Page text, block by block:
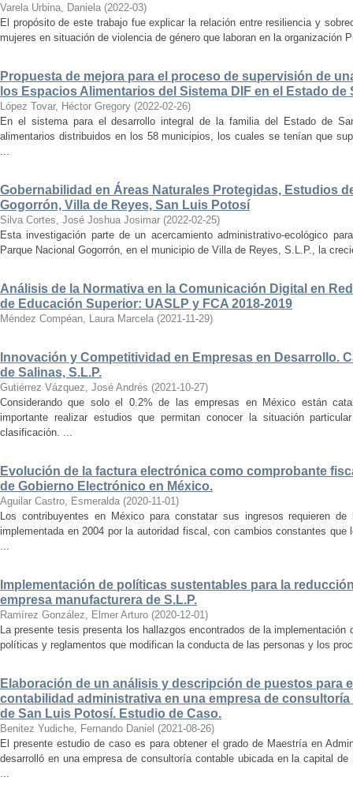
Varela Urbina, Daniela (2022-03)
El propósito de este trabajo fue explicar la relación entre resiliencia y
mujeres en situación de violencia de género que laboran en la organización
Propuesta de mejora para el proceso de supervisión de
los Espacios Alimentarios del Sistema DIF en el Estado
López Tovar, Héctor Gregory (2022-02-26)
En el sistema para el desarrollo integral de la familia del Estado de
alimentarios distribuidos en los 58 municipios, los cuales se tenían que
...
Gobernabilidad en Áreas Naturales Protegidas, Estudios
Gogorrón, Villa de Reyes, San Luis Potosí
Silva Cortes, José Joshua Josimar (2022-02-25)
Esta investigación parte de un acercamiento administrativo-ecológico
Parque Nacional Gogorrón, en el municipio de Villa de Reyes, S.L.P., la
Análisis de la Normativa en la Comunicación Digital en
de Educación Superior: UASLP y FCA 2018-2019
Méndez Compéan, Laura Marcela (2021-11-29)
Innovación y Competitividad en Empresas en Desarrollo.
de Salinas, S.L.P.
Gutiérrez Vázquez, José Andrés (2021-10-27)
Considerando que solo el 0.2% de las empresas en México están
importante realizar estudios que permitan conocer la situación
clasificación. ...
Evolución de la factura electrónica como comprobante
de Gobierno Electrónico en México.
Aguilar Castro, Esmeralda (2020-11-01)
Los contribuyentes en México para constatar sus ingresos requieren
implementada en 2004 por la autoridad fiscal, con cambios constantes
...
Implementación de políticas sustentables para la
empresa manufacturera de S.L.P.
Ramírez González, Elmer Arturo (2020-12-01)
La presente tesis presenta los hallazgos encontrados de la implementación
políticas y reglamentos que modifican la conducta de las personas y los
Elaboración de un análisis y descripción de puestos para
contabilidad administrativa en una empresa de
de San Luis Potosí. Estudio de Caso.
Benitez Yudiche, Fernando Daniel (2021-08-26)
El presente estudio de caso es para obtener el grado de Maestría en
desarrolló en una empresa de consultoría contable ubicada en la capital
...